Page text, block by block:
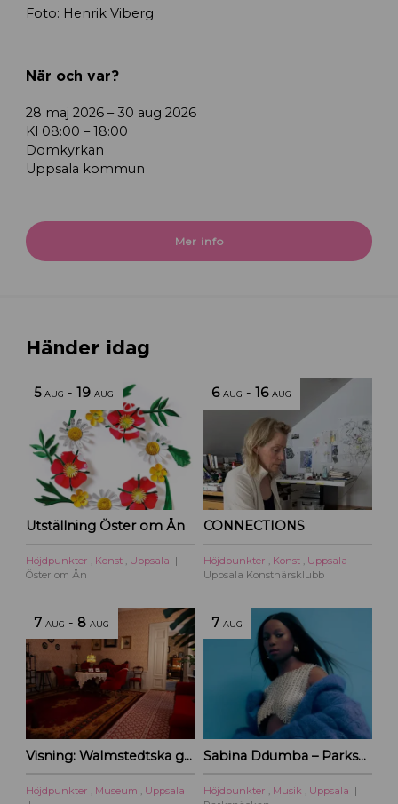
Foto: Henrik Viberg
När och var?
28 maj 2026 – 30 aug 2026
Kl 08:00 – 18:00
Domkyrkan
Uppsala kommun
Mer info
Händer idag
5 AUG -19 AUG
Utställning Öster om Ån
Höjdpunkter , Konst , Uppsala
Öster om Ån
6 AUG -16 AUG
CONNECTIONS
Höjdpunkter , Konst , Uppsala
Uppsala Konstnärsklubb
7 AUG - 8 AUG
Visning: Walmstedtska gården
Höjdpunkter Museum Uppsala
7 AUG
Sabina Ddumba – Parksnäckan – 2026
Höjdpunkter Musik
Uppsala